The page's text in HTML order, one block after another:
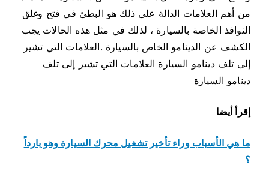
من أهم العلامات الدالة على ذلك هو البطئ في فتح وغلق
النوافذ الخاصة بالسيارة ، لذلك في مثل هذه الحالات يجب
الكشف عن الدينامو الخاص بالسيارة .العلامات التي تشير
إلى تلف دينامو السيارة العلامات التي تشير إلى تلف
دينامو السيارة
إقرأ أيضا
ما هي الأسباب وراء تأخير تشغيل محرك السيارة وهو بارداً
؟